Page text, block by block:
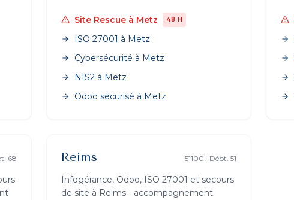
Site Rescue à Metz 48 H
ISO 27001 à Metz
Cybersécurité à Metz
NIS2 à Metz
Odoo sécurisé à Metz
68 Reims 51100 · Dépt. 51
Infogérance, Odoo, ISO 27001 et secours
de site à Reims - accompagnement